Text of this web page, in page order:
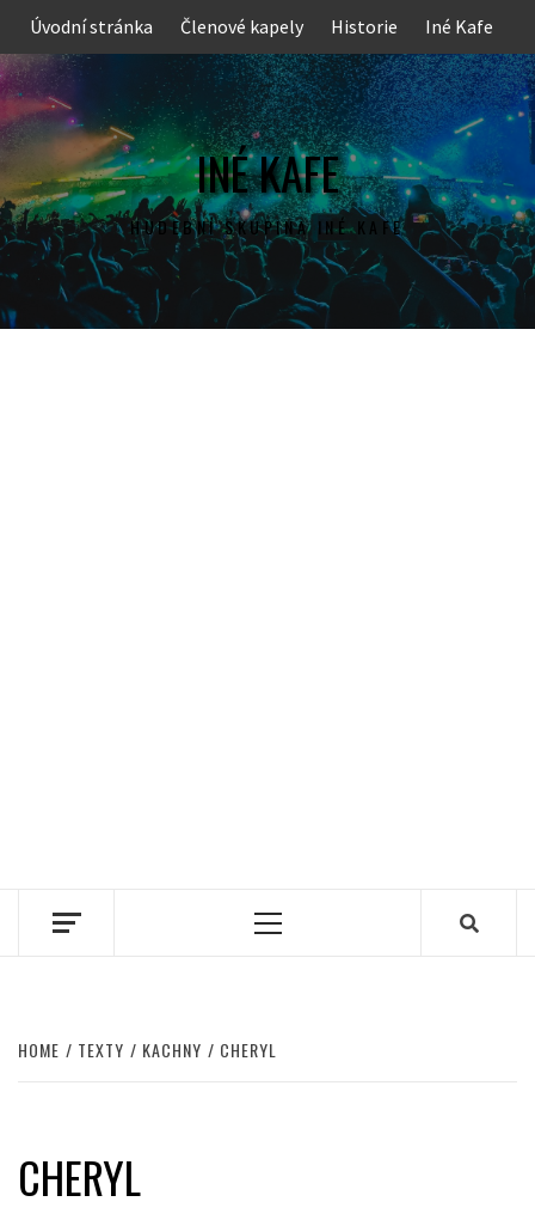
content
Úvodní stránka Členové kapely Historie Iné Kafe
INÉ KAFE
HUDEBNÍ SKUPINA INÉ KAFE
Primary
HOME TEXTY KACHNY CHERYL
CHERYL